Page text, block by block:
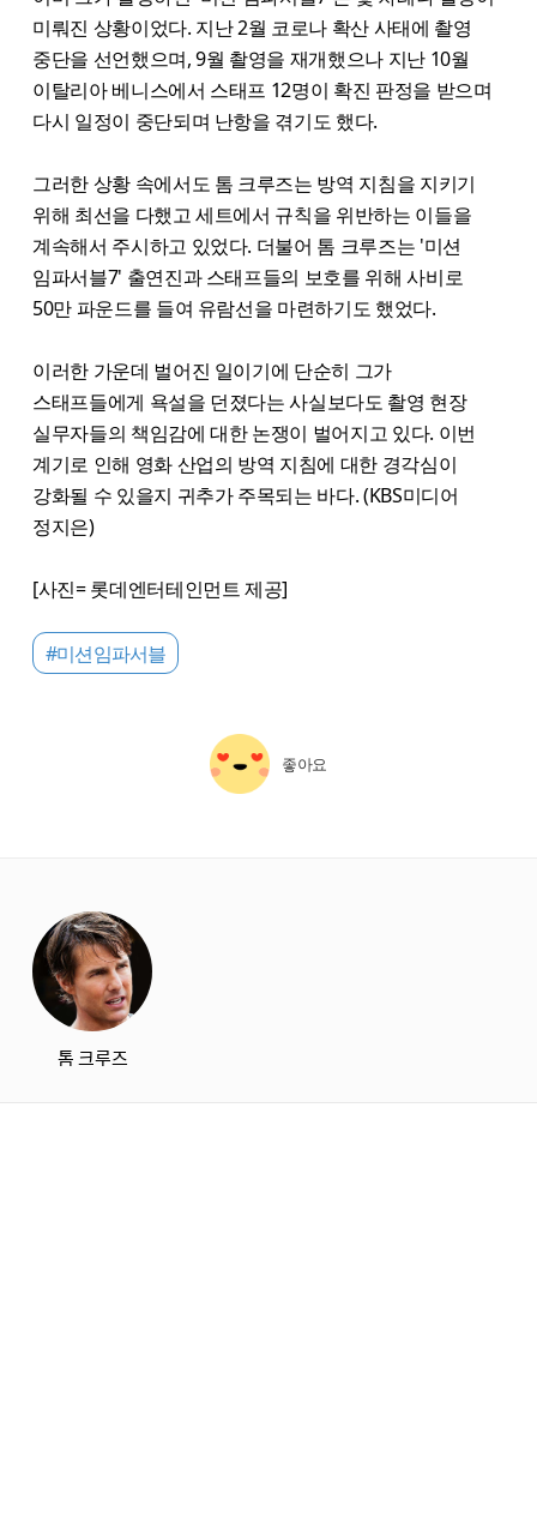
미뤄진 상황이었다. 지난 2월 코로나 확산 사태에 촬영
중단을 선언했으며, 9월 촬영을 재개했으나 지난 10월
이탈리아 베니스에서 스태프 12명이 확진 판정을 받으며
다시 일정이 중단되며 난항을 겪기도 했다.
그러한 상황 속에서도 톰 크루즈는 방역 지침을 지키기
위해 최선을 다했고 세트에서 규칙을 위반하는 이들을
계속해서 주시하고 있었다. 더불어 톰 크루즈는 '미션
임파서블7' 출연진과 스태프들의 보호를 위해 사비로
50만 파운드를 들여 유람선을 마련하기도 했었다.
이러한 가운데 벌어진 일이기에 단순히 그가
스태프들에게 욕설을 던졌다는 사실보다도 촬영 현장
실무자들의 책임감에 대한 논쟁이 벌어지고 있다. 이번
계기로 인해 영화 산업의 방역 지침에 대한 경각심이
강화될 수 있을지 귀추가 주목되는 바다. (KBS미디어
정지은)
[사진= 롯데엔터테인먼트 제공]
#미션임파서블
좋아요
톰 크루즈